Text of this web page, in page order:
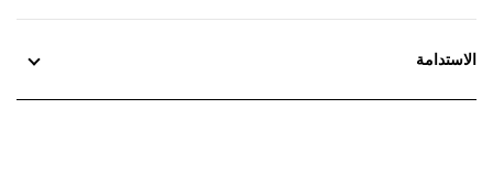
الاستدامة